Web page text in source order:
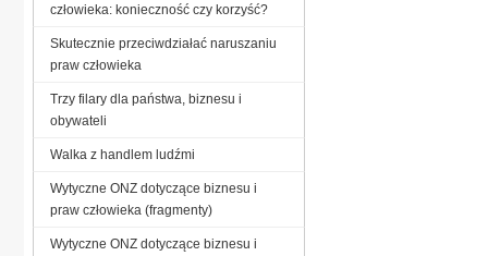
człowieka: konieczność czy korzyść?
Skutecznie przeciwdziałać naruszaniu
praw człowieka
Trzy filary dla państwa, biznesu i
obywateli
Walka z handlem ludźmi
Wytyczne ONZ dotyczące biznesu i
praw człowieka (fragmenty)
Wytyczne ONZ dotyczące biznesu i